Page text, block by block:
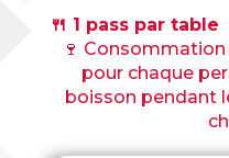
🍴 1 pass par table
🍷
pour chaque
boisson pendant